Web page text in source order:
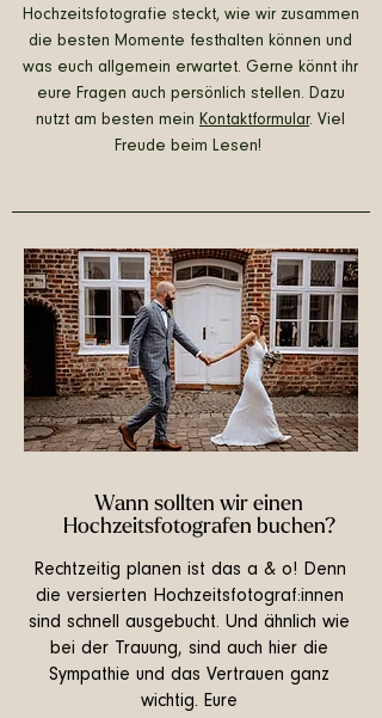
Hochzeitsfotografie steckt, wie wir zusammen
die besten Momente festhalten können und
was euch allgemein erwartet. Gerne könnt ihr
eure Fragen auch persönlich stellen. Dazu
nutzt am besten mein Kontaktformular. Viel
Freude beim Lesen!
Wann sollten wir einen
Hochzeitsfotografen buchen?
Rechtzeitig planen ist das a & o! Denn
die versierten Hochzeitsfotograf:innen
sind schnell ausgebucht. Und ähnlich wie
bei der Trauung, sind auch hier die
Sympathie und das Vertrauen ganz
wichtig. Eure